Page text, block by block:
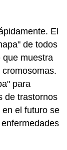
El
de todos
que muestra
para
de trastornos
el futuro se